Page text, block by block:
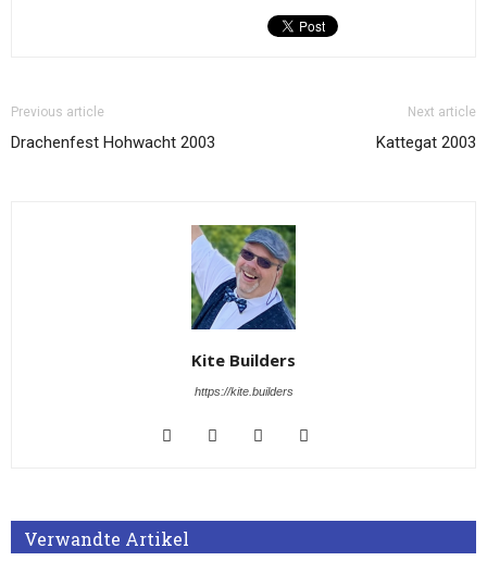
Previous article
Drachenfest Hohwacht 2003
Next article
Kattegat 2003
Kite Builders
https://kite.builders
Verwandte Artikel